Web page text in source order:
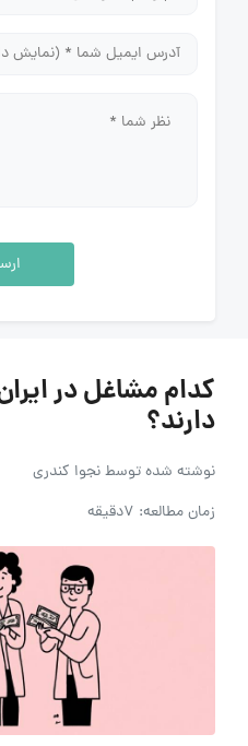
کدام مشاغل در
دارند؟
نوشته شده توسطنجوا کندری
زمان مطالعه: 7دقیقه